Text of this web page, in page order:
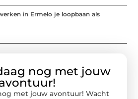
in Ermelo je loopbaan als
nog met jouw
met jouw avontuur! Wacht